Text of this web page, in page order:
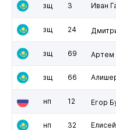
зщ 3 Иван
зщ 24
зщ 69 Артем
зщ 66
нп 12 Егор
нп 32